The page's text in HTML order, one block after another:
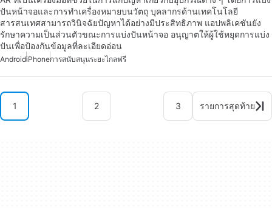
ปันหน้าจอและการทำเครื่องหมายบนวัตถุ บุคลากรด้านเทคโนโลยี
สารสนเทศสามารถวินิจฉัยปัญหาได้อย่างมีประสิทธิภาพ แอปพลิเคชันยัง
รักษาความเป็นส่วนตัวขณะการแบ่งปันหน้าจอ อนุญาตให้ผู้ใช้หยุดการแบ่ง
ปันเพื่อป้องกันข้อมูลที่ละเอียดอ่อน
AndroidiPhoneการสนับสนุนระยะไกลฟรี
1 2 3 รายการสุดท้าย